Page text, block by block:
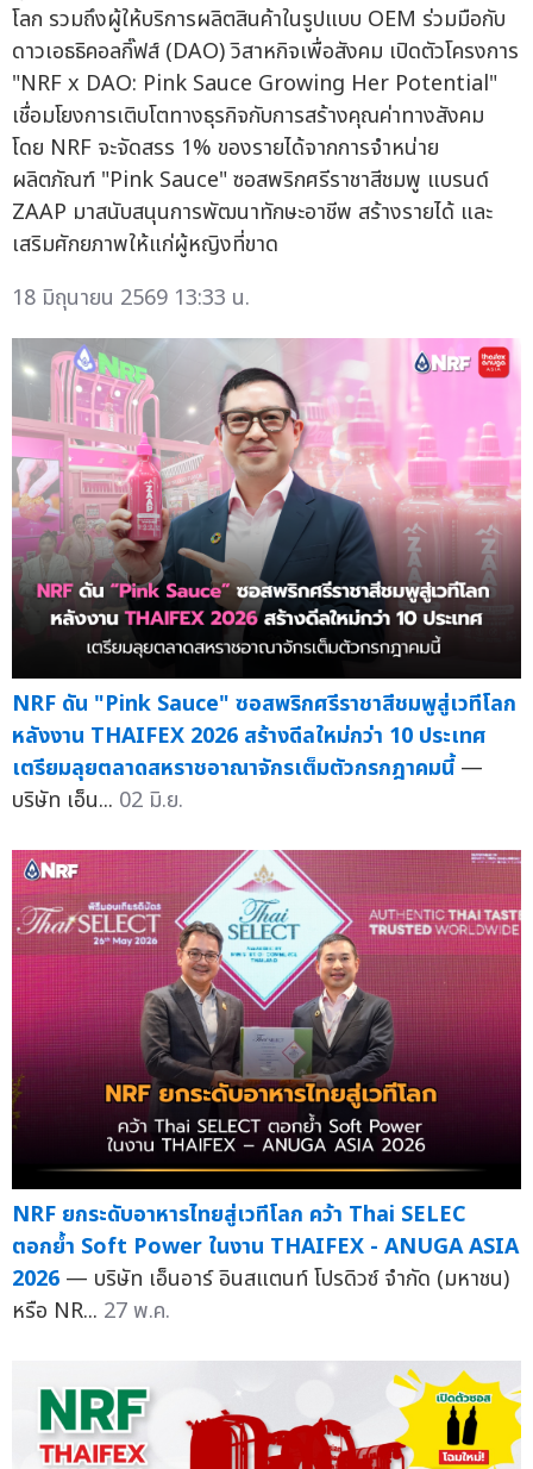
โลก รวมถึงผู้ให้บริการผลิตสินค้าในรูปแบบ OEM ร่วมมือกับ
ดาวเอธธิคอลกิ๊ฟส์ (DAO) วิสาหกิจเพื่อสังคม เปิดตัวโครงการ
"NRF x DAO: Pink Sauce Growing Her Potential"
เชื่อมโยงการเติบโตทางธุรกิจกับการสร้างคุณค่าทางสังคม
โดย NRF จะจัดสรร 1% ของรายได้จากการจำหน่าย
ผลิตภัณฑ์ "Pink Sauce" ซอสพริกศรีราชาสีชมพู แบรนด์
ZAAP มาสนับสนุนการพัฒนาทักษะอาชีพ สร้างรายได้ และ
เสริมศักยภาพให้แก่ผู้หญิงที่ขาด
18 มิถุนายน 2569 13:33 น.
NRF ดัน "Pink Sauce" ซอสพริกศรีราชาสีชมพูสู่เวทีโลก
หลังงาน THAIFEX 2026 สร้างดีลใหม่กว่า 10 ประเทศ
เตรียมลุยตลาดสหราชอาณาจักรเต็มตัวกรกฎาคมนี้ —
บริษัท เอ็น... 02 มิ.ย.
NRF ยกระดับอาหารไทยสู่เวทีโลก คว้า Thai SELEC
ตอกย้ำ Soft Power ในงาน THAIFEX - ANUGA ASIA
2026 — บริษัท เอ็นอาร์ อินสแตนท์ โปรดิวซ์ จำกัด (มหาชน)
หรือ NR... 27 พ.ค.